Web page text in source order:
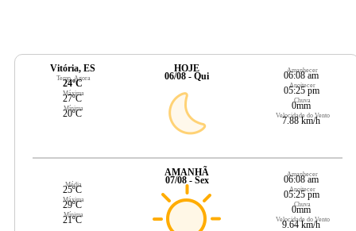
Vitória, ES
Temp. Agora
24ºC
Máxima
27ºC
Mínima
20ºC
HOJE
06/08 - Qui
Amanhecer
06:08 am
Anoitecer
05:25 pm
Chuva
0mm
Velocidade do Vento
7.88 km/h
Média
25ºC
Máxima
29ºC
Mínima
21ºC
AMANHÃ
07/08 - Sex
Amanhecer
06:08 am
Anoitecer
05:25 pm
Chuva
0mm
Velocidade do Vento
9.64 km/h